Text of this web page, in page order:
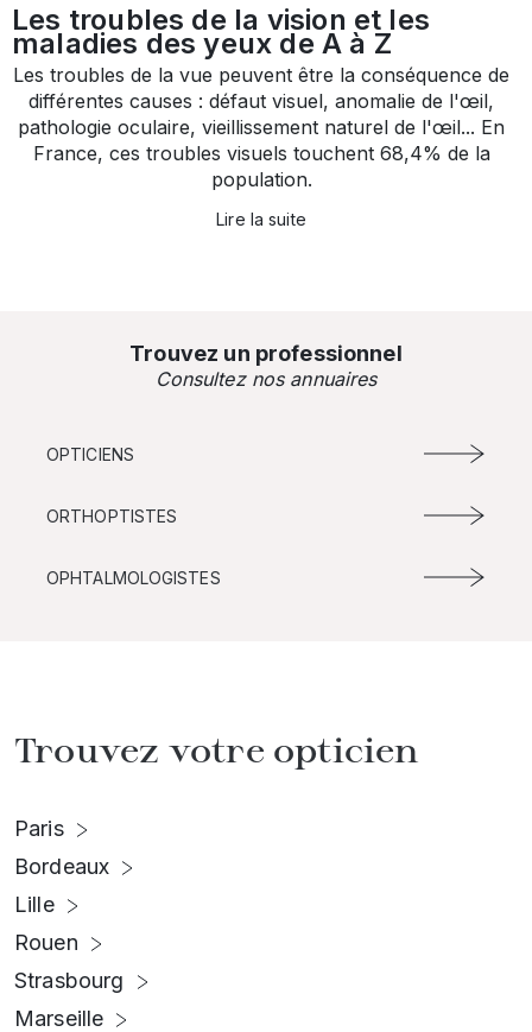
Les troubles de la vision et les
maladies des yeux de A à Z
Les troubles de la vue peuvent être la conséquence de
différentes causes : défaut visuel, anomalie de l'œil,
pathologie oculaire, vieillissement naturel de l'œil... En
France, ces troubles visuels touchent 68,4% de la
population.
Lire la suite
Trouvez un professionnel
Consultez nos annuaires
OPTICIENS
ORTHOPTISTES
OPHTALMOLOGISTES
Trouvez votre opticien
Paris
Bordeaux
Lille
Rouen
Strasbourg
Marseille